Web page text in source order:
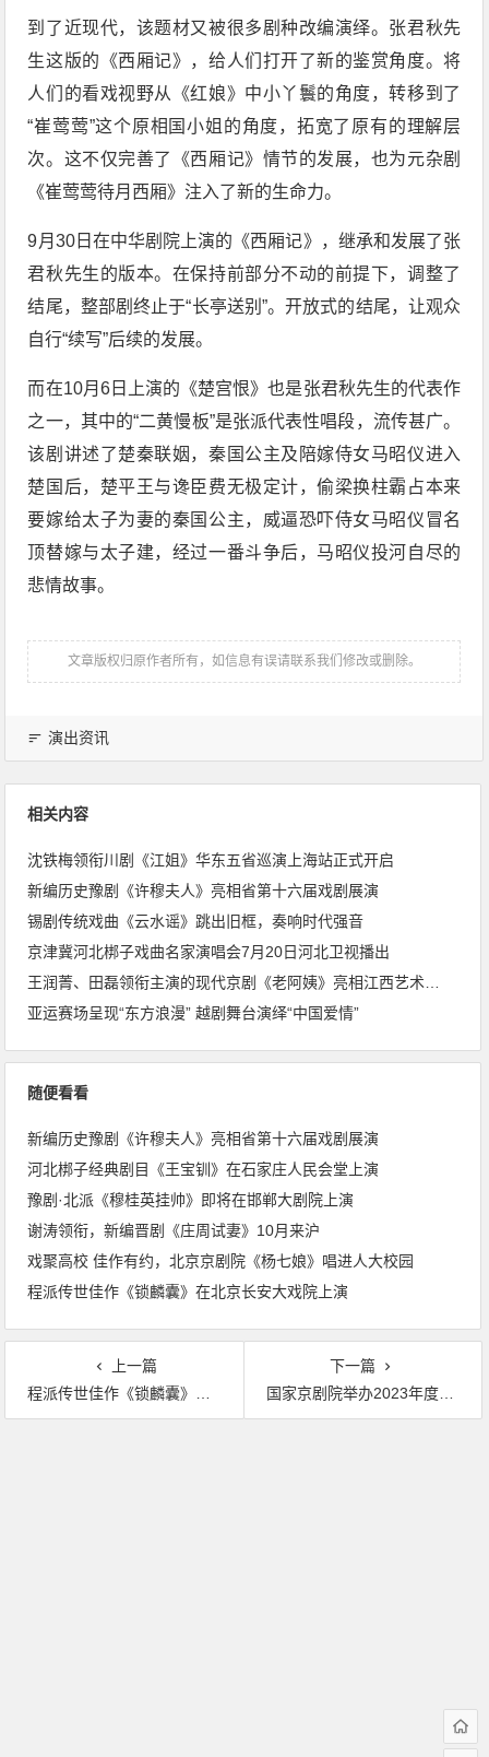
到了近现代，该题材又被很多剧种改编演绎。张君秋先
生这版的《西厢记》，给人们打开了新的鉴赏角度。将
人们的看戏视野从《红娘》中小丫鬟的角度，转移到了
“崔莺莺”这个原相国小姐的角度，拓宽了原有的理解层
次。这不仅完善了《西厢记》情节的发展，也为元杂剧
《崔莺莺待月西厢》注入了新的生命力。
9月30日在中华剧院上演的《西厢记》，继承和发展了张
君秋先生的版本。在保持前部分不动的前提下，调整了
结尾，整部剧终止于“长亭送别”。开放式的结尾，让观众
自行“续写”后续的发展。
而在10月6日上演的《楚宫恨》也是张君秋先生的代表作
之一，其中的“二黄慢板”是张派代表性唱段，流传甚广。
该剧讲述了楚秦联姻，秦国公主及陪嫁侍女马昭仪进入
楚国后，楚平王与谗臣费无极定计，偷梁换柱霸占本来
要嫁给太子为妻的秦国公主，威逼恐吓侍女马昭仪冒名
顶替嫁与太子建，经过一番斗争后，马昭仪投河自尽的
悲情故事。
文章版权归原作者所有，如信息有误请联系我们修改或删除。
演出资讯
相关内容
沈铁梅领衔川剧《江姐》华东五省巡演上海站正式开启
新编历史豫剧《许穆夫人》亮相省第十六届戏剧展演
锡剧传统戏曲《云水谣》跳出旧框，奏响时代强音
京津冀河北梆子戏曲名家演唱会7月20日河北卫视播出
王润菁、田磊领衔主演的现代京剧《老阿姨》亮相江西艺术中心大剧院
亚运赛场呈现“东方浪漫” 越剧舞台演绎“中国爱情”
随便看看
新编历史豫剧《许穆夫人》亮相省第十六届戏剧展演
河北梆子经典剧目《王宝钏》在石家庄人民会堂上演
豫剧·北派《穆桂英挂帅》即将在邯郸大剧院上演
谢涛领衔，新编晋剧《庄周试妻》10月来沪
戏聚高校 佳作有约，北京京剧院《杨七娘》唱进人大校园
程派传世佳作《锁麟囊》在北京长安大戏院上演
上一篇
程派传世佳作《锁麟囊》在北京长安大戏院上演
下一篇
国家京剧院举办2023年度全国小剧场京剧“群英会”“礼遇国粹”活动